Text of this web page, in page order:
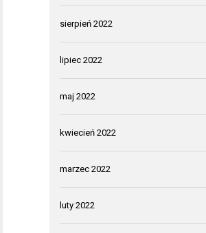
sierpień 2022
lipiec 2022
maj 2022
kwiecień 2022
marzec 2022
luty 2022